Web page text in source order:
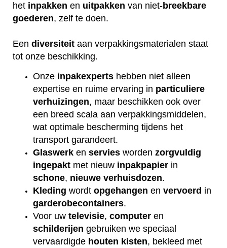
het inpakken en uitpakken van niet-breekbare
goederen, zelf te doen.
Een diversiteit aan verpakkingsmaterialen staat
tot onze beschikking.
Onze inpakexperts hebben niet alleen
expertise en ruime ervaring in particuliere
verhuizingen, maar beschikken ook over
een breed scala aan verpakkingsmiddelen,
wat optimale bescherming tijdens het
transport garandeert.
Glaswerk en servies worden zorgvuldig
ingepakt met nieuw inpakpapier in
schone, nieuwe verhuisdozen.
Kleding wordt opgehangen en vervoerd in
garderobecontainers.
Voor uw televisie, computer en
schilderijen gebruiken we speciaal
vervaardigde houten kisten, bekleed met